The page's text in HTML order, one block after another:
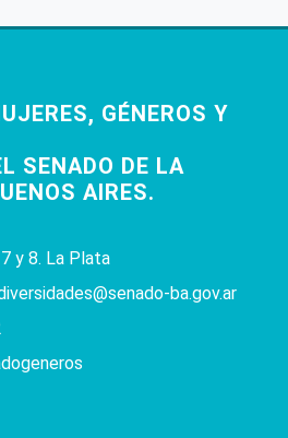
GÉNEROS Y
SENADO DE LA
AIRES.
y 8. La Plata
ba.gov.ar